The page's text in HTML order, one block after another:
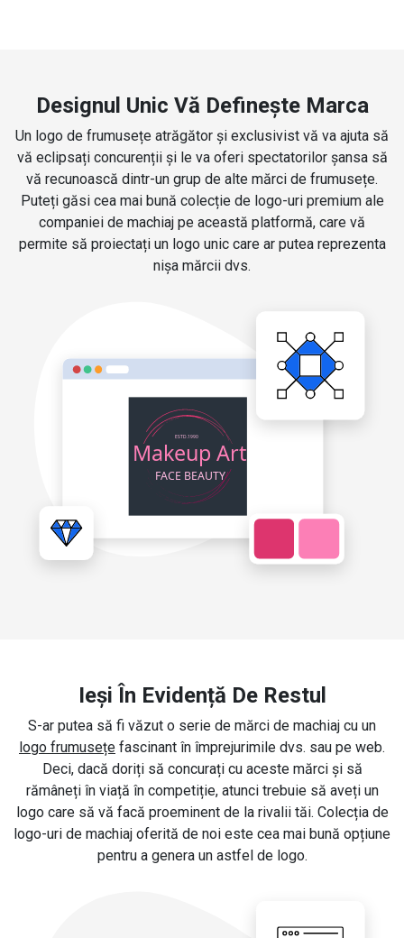
Designul Unic Vă Definește Marca
Un logo de frumusețe atrăgător și exclusivist vă va ajuta să
vă eclipsați concurenții și le va oferi spectatorilor șansa să
vă recunoască dintr-un grup de alte mărci de frumusețe.
Puteți găsi cea mai bună colecție de logo-uri premium ale
companiei de machiaj pe această platformă, care vă
permite să proiectați un logo unic care ar putea reprezenta
nișa mărcii dvs.
Ieși În Evidență De Restul
S-ar putea să fi văzut o serie de mărci de machiaj cu un
logo frumusețe fascinant în împrejurimile dvs. sau pe web.
Deci, dacă doriți să concurați cu aceste mărci și să
rămâneți în viață în competiție, atunci trebuie să aveți un
logo care să vă facă proeminent de la rivalii tăi. Colecția de
logo-uri de machiaj oferită de noi este cea mai bună opțiune
pentru a genera un astfel de logo.